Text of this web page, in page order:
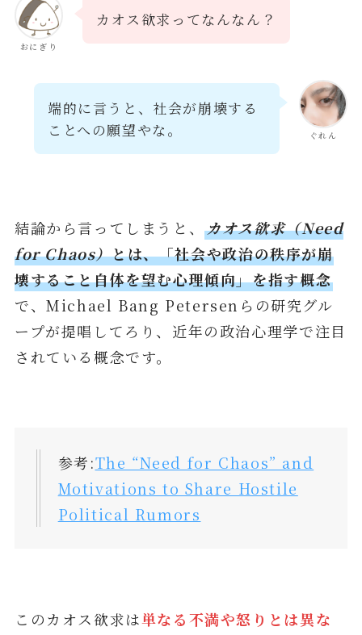
おにぎり
カオス欲求ってなんなん？
ぐれん
端的に言うと、社会が崩壊する
ことへの願望やな。
結論から言ってしまうと、カオス欲求（Need
for Chaos）とは、「社会や政治の秩序が崩
壊すること自体を望む心理傾向」を指す概念
で、Michael Bang Petersenらの研究グル
ープが提唱してろり、近年の政治心理学で注目
されている概念です。
参考:The “Need for Chaos” and
Motivations to Share Hostile
Political Rumors
このカオス欲求は単なる不満や怒りとは異な